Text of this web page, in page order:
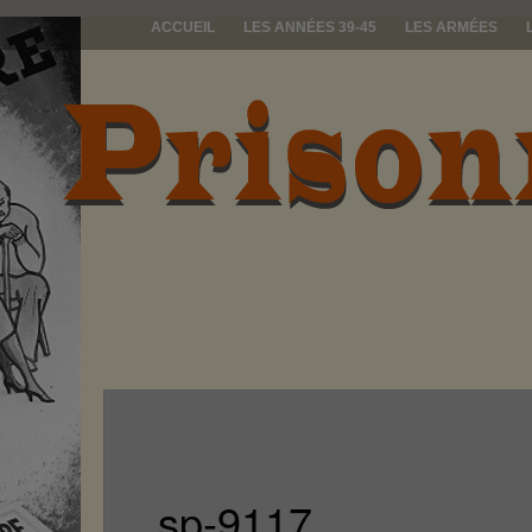
ACCUEIL LES ANNÉES 39-45 LES ARMÉES
prisonniers